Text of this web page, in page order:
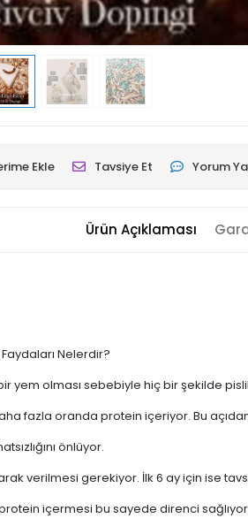
Ekle Tavsiye Et Yorum
Ürün Açıklaması
Nelerdir?
yem olması sebebiyle hiç bir şekilde
fazla oranda protein içeriyor. Bu
önlüyor.
verilmesi gerekiyor. İlk 6 ay için ise
içermesi bu sayede direnci